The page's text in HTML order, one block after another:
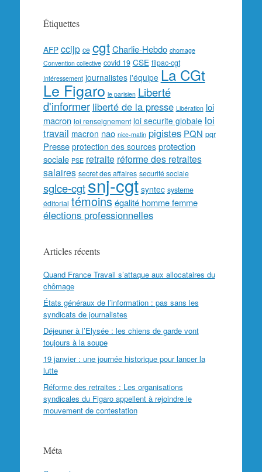
Étiquettes
AFP ccijp ce cgt Charlie-Hebdo chomage
Convention collective covid 19 CSE filpac-cgt
Intéressement journalistes l'équipe La CGt
Le Figaro le parisien Liberté
d'informer liberté de la presse Libération loi
macron loi renseignement loi securite globale loi
travail macron nao nice-matin pigistes PQN pqr
Presse protection des sources protection
sociale PSE retraite réforme des retraites
salaires secret des affaires securité sociale
sglce-cgtsnj-cgt syntec systeme
éditorial témoins égalité homme femme
élections professionnelles
Articles récents
Quand France Travail s’attaque aux allocataires du
chômage
États généraux de l’information : pas sans les
syndicats de journalistes
Déjeuner à l’Elysée : les chiens de garde vont
toujours à la soupe
19 janvier : une journée historique pour lancer la
lutte
Réforme des retraites : Les organisations
syndicales du Figaro appellent à rejoindre le
mouvement de contestation
Méta